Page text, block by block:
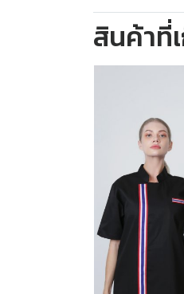
สินค้าที่